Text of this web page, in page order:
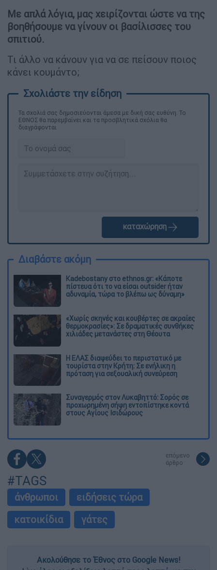
Με απλά λόγια, μας χειρίζονται ώστε να της
βοηθήσουμε να γίνουν οι βασίλισσες του
σπιτιού.
Τι άλλο να κάνουν για να σε πείσουν ποιος
κάνει κουμάντο;
Τα σχολιά σας δημοσιεύονται άμεσα με δική σας ευθύνη. Το
ΕΘΝΟΣ θα παρεμβαίνει και τα προσβλητικά σχόλια θα
διαγράφονται
καταχώρηση
Διαβάστε ακόμη
Kadebostany στο ethnos.gr: «Κάποτε
πίστευα ότι το να είσαι outsider ήταν
αδυναμία, τώρα το βλέπω ως δύναμη»
«Χωρίς σκηνές και κουβέρτες σε ακραίες
θερμοκρασίες»: Σε δραματικές συνθήκες
χιλιάδες μετανάστες στη Θέουτα
Η ΕΛΑΣ διαψεύδει το περιστατικό με
τουρίστα στην Κρήτη: Σε ενήλικη η
πρόταση για σεξουαλική συνεύρεση
Συναγερμός στον Λυκαβηττό: Σορός σε
προχωρημένη σήψη εντοπίστηκε κοντά
στους Αγίους Ισιδώρους
επόμενο
άρθρο
#TAGS
άνθρωποι
ειδήσεις τώρα
κατοικίδια
γάτες
Ακολούθησε το Έθνος στο Google News!